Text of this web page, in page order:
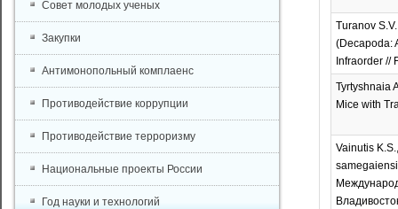
Turanov
(Decapoda:
Infraorder //
Tyrtyshnaia
Mice with
Vainutis
Совет молодых ученых
Закупки
Антимонопольный комплаенс
Противодействие коррупции
Противодействие терроризму
Национальные проекты России
Год науки и технологий